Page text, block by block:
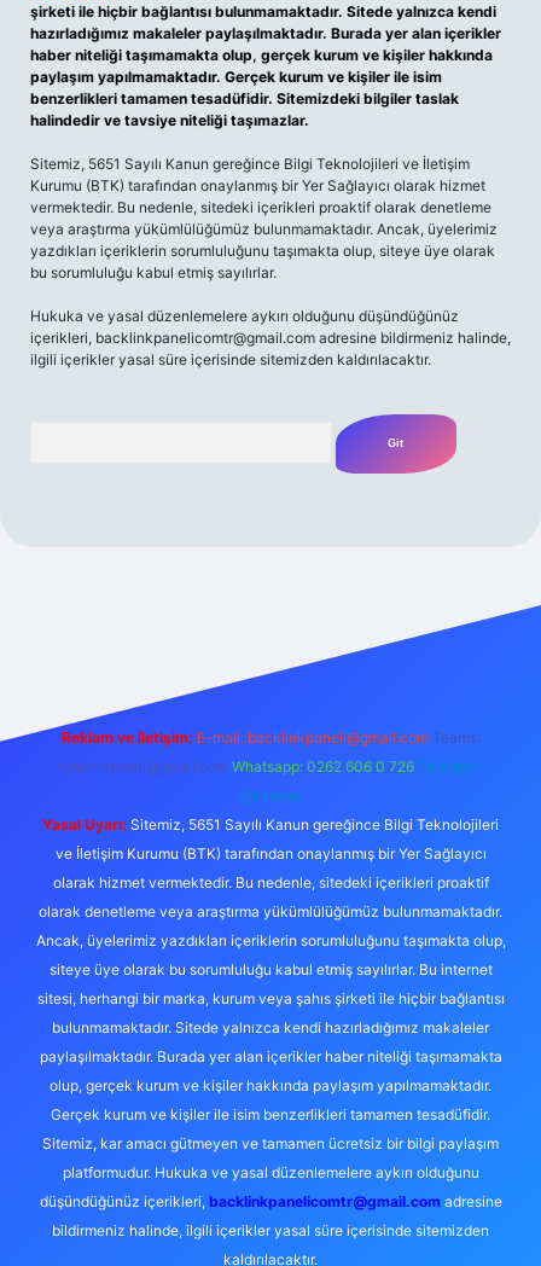
şirketi ile hiçbir bağlantısı bulunmamaktadır. Sitede yalnızca kendi
hazırladığımız makaleler paylaşılmaktadır. Burada yer alan içerikler
haber niteliği taşımamakta olup, gerçek kurum ve kişiler hakkında
paylaşım yapılmamaktadır. Gerçek kurum ve kişiler ile isim
benzerlikleri tamamen tesadüfidir. Sitemizdeki bilgiler taslak
halindedir ve tavsiye niteliği taşımazlar.
Sitemiz, 5651 Sayılı Kanun gereğince Bilgi Teknolojileri ve İletişim
Kurumu (BTK) tarafından onaylanmış bir Yer Sağlayıcı olarak hizmet
vermektedir. Bu nedenle, sitedeki içerikleri proaktif olarak denetleme
veya araştırma yükümlülüğümüz bulunmamaktadır. Ancak, üyelerimiz
yazdıkları içeriklerin sorumluluğunu taşımakta olup, siteye üye olarak
bu sorumluluğu kabul etmiş sayılırlar.
Hukuka ve yasal düzenlemelere aykırı olduğunu düşündüğünüz
içerikleri, backlinkpanelicomtr@gmail.com adresine bildirmeniz halinde,
ilgili içerikler yasal süre içerisinde sitemizden kaldırılacaktır.
Reklam ve İletişim: E-mail: backlinkpaneli@gmail.com Teams:
forumhizmeti@gmail.com Whatsapp: 0262 606 0 726 Telegram:
@karabul
Yasal Uyarı: Sitemiz, 5651 Sayılı Kanun gereğince Bilgi Teknolojileri
ve İletişim Kurumu (BTK) tarafından onaylanmış bir Yer Sağlayıcı
olarak hizmet vermektedir. Bu nedenle, sitedeki içerikleri proaktif
olarak denetleme veya araştırma yükümlülüğümüz bulunmamaktadır.
Ancak, üyelerimiz yazdıkları içeriklerin sorumluluğunu taşımakta olup,
siteye üye olarak bu sorumluluğu kabul etmiş sayılırlar. Bu internet
sitesi, herhangi bir marka, kurum veya şahıs şirketi ile hiçbir bağlantısı
bulunmamaktadır. Sitede yalnızca kendi hazırladığımız makaleler
paylaşılmaktadır. Burada yer alan içerikler haber niteliği taşımamakta
olup, gerçek kurum ve kişiler hakkında paylaşım yapılmamaktadır.
Gerçek kurum ve kişiler ile isim benzerlikleri tamamen tesadüfidir.
Sitemiz, kar amacı gütmeyen ve tamamen ücretsiz bir bilgi paylaşım
platformudur. Hukuka ve yasal düzenlemelere aykırı olduğunu
düşündüğünüz içerikleri, backlinkpanelicomtr@gmail.comadresine
bildirmeniz halinde, ilgili içerikler yasal süre içerisinde sitemizden
kaldırılacaktır.